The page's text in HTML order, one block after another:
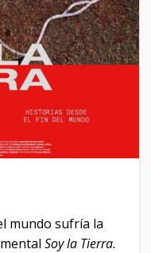
mundo sufría la
Soy la Tierra.